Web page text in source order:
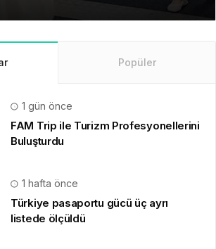
Popüler
1 gün önce
FAM Trip ile Turizm Profesyonellerini
Buluşturdu
1 hafta önce
Türkiye pasaportu gücü üç ayrı
listede ölçüldü